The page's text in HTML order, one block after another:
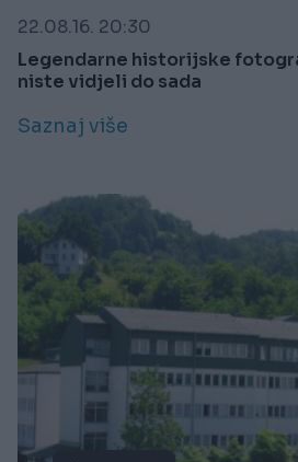
22.08.16. 20:30
Legendarne historijske
niste vidjeli do sada
Saznaj više